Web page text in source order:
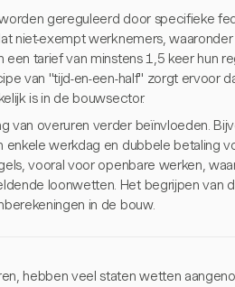
gereguleerd door specifieke
niet-exempt werknemers,
tarief van minstens 1,5 keer hun
van "tijd-en-een-half" zorgt ervoor
is in de bouwsector.
van overuren verder beïnvloeden.
werkdag en dubbele betaling
vooral voor openbare werken,
loonwetten. Het begrijpen van
in de bouw.
hebben veel staten wetten